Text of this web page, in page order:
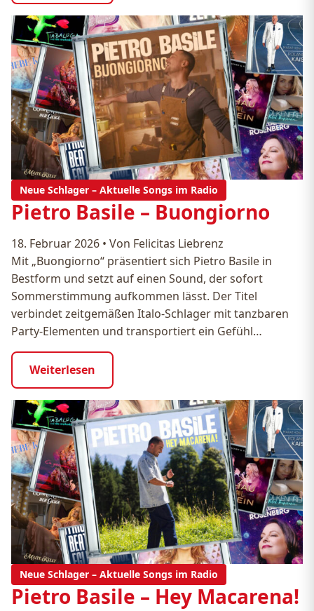
Neue Schlager – Aktuelle Songs im Radio
Pietro Basile – Buongiorno
18. Februar 2026 • Von Felicitas Liebrenz
Mit „Buongiorno“ präsentiert sich Pietro Basile in
Bestform und setzt auf einen Sound, der sofort
Sommerstimmung aufkommen lässt. Der Titel
verbindet zeitgemäßen Italo-Schlager mit tanzbaren
Party-Elementen und transportiert ein Gefühl…
Weiterlesen
Neue Schlager – Aktuelle Songs im Radio
Pietro Basile – Hey Macarena!